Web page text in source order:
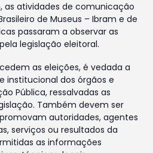
as atividades de comunicação
de Museus – Ibram e de
passaram a observar as
legislação eleitoral.
as eleições, é vedada a
institucional dos órgãos e
Pública, ressalvadas as
Também devem ser
autoridades, agentes
serviços ou resultados da
as informações